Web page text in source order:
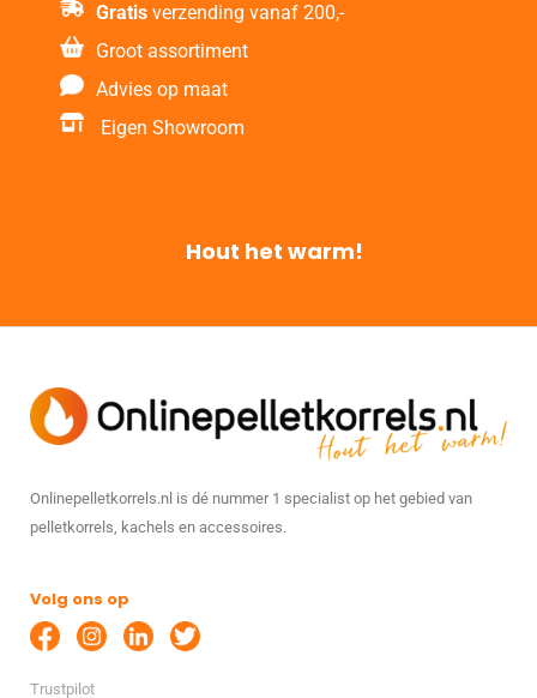
Gratis verzending vanaf 200,-
Groot assortiment
Advies op maat
Eigen Showroom
Hout het warm!
Onlinepelletkorrels.nl is dé nummer 1 specialist op het gebied van
pelletkorrels, kachels en accessoires.
Volg ons op
Trustpilot